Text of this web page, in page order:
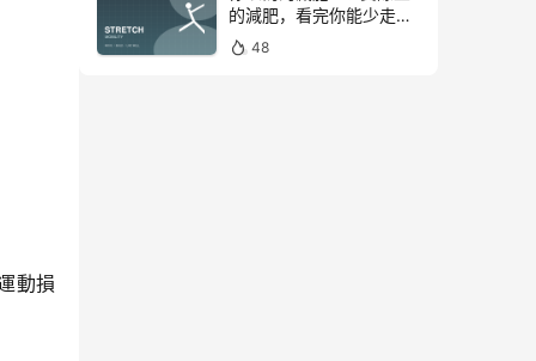
動損
的減肥，看完你能少走彎
路 48